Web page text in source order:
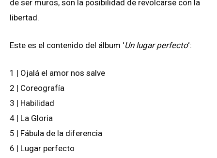
de ser muros, son la posibilidad de revolcarse con la
libertad.
Este es el contenido del álbum ‘Un lugar perfecto‘:
1 | Ojalá el amor nos salve
2 | Coreografía
3 | Habilidad
4 | La Gloria
5 | Fábula de la diferencia
6 | Lugar perfecto